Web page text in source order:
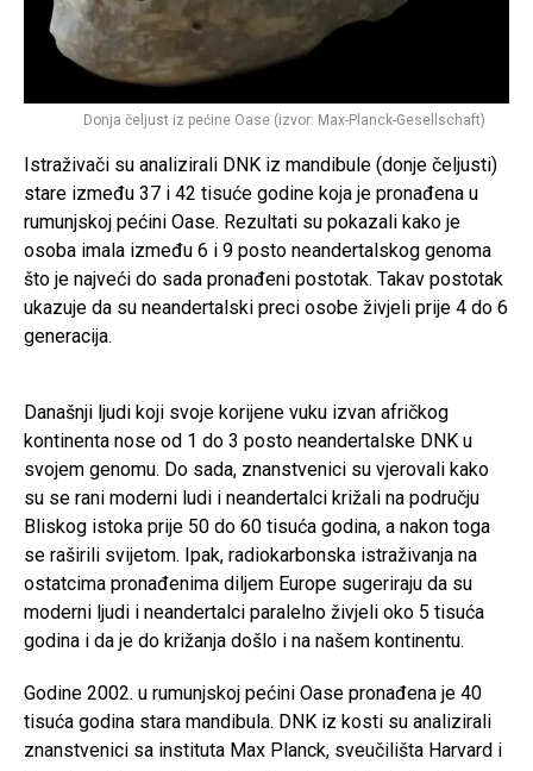
Donja čeljust iz pećine Oase (izvor: Max-Planck-Gesellschaft)
Istraživači su analizirali DNK iz mandibule (donje čeljusti)
stare između 37 i 42 tisuće godine koja je pronađena u
rumunjskoj pećini Oase. Rezultati su pokazali kako je
osoba imala između 6 i 9 posto neandertalskog genoma
što je najveći do sada pronađeni postotak. Takav postotak
ukazuje da su neandertalski preci osobe živjeli prije 4 do 6
generacija.
Današnji ljudi koji svoje korijene vuku izvan afričkog
kontinenta nose od 1 do 3 posto neandertalske DNK u
svojem genomu. Do sada, znanstvenici su vjerovali kako
su se rani moderni ludi i neandertalci križali na području
Bliskog istoka prije 50 do 60 tisuća godina, a nakon toga
se raširili svijetom. Ipak, radiokarbonska istraživanja na
ostatcima pronađenima diljem Europe sugeriraju da su
moderni ljudi i neandertalci paralelno živjeli oko 5 tisuća
godina i da je do križanja došlo i na našem kontinentu.
Godine 2002. u rumunjskoj pećini Oase pronađena je 40
tisuća godina stara mandibula. DNK iz kosti su analizirali
znanstvenici sa instituta Max Planck, sveučilišta Harvard i